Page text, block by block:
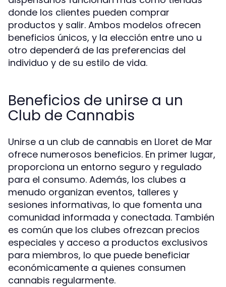
donde los clientes pueden comprar
productos y salir. Ambos modelos ofrecen
beneficios únicos, y la elección entre uno u
otro dependerá de las preferencias del
individuo y de su estilo de vida.
Beneficios de unirse a un
Club de Cannabis
Unirse a un club de cannabis en Lloret de Mar
ofrece numerosos beneficios. En primer lugar,
proporciona un entorno seguro y regulado
para el consumo. Además, los clubes a
menudo organizan eventos, talleres y
sesiones informativas, lo que fomenta una
comunidad informada y conectada. También
es común que los clubes ofrezcan precios
especiales y acceso a productos exclusivos
para miembros, lo que puede beneficiar
económicamente a quienes consumen
cannabis regularmente.